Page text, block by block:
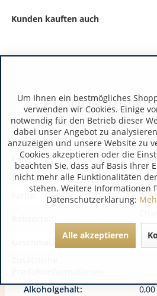
Kunden kauften auch
Verschluss:
Land:
Region:
Alkoholgehalt:
0,00
Um Ihnen ein bestmögliches
verwenden wir Cookies. Einige
notwendig für den Betrieb dieser
dabei unser Angebot zu
anzuzeigen und unsere Website zu
Cookies akzeptieren oder die
beachten Sie, dass auf Basis Ihrer
nicht mehr alle Funktionalitäten
stehen. Weitere Informationen
Datenschutzerklärung:
Alle akzeptieren